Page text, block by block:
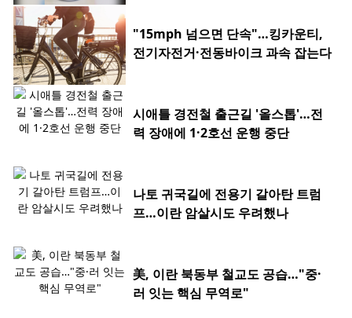
"15mph 넘으면 단속"…킹카운티,
전기자전거·전동바이크 과속 잡는다
시애틀 경전철 출근길 '올스톱'…전
력 장애에 1·2호선 운행 중단
나토 귀국길에 전용기 갈아탄 트럼
프…이란 암살시도 우려했나
美, 이란 북동부 철교도 공습…"중·
러 잇는 핵심 무역로"